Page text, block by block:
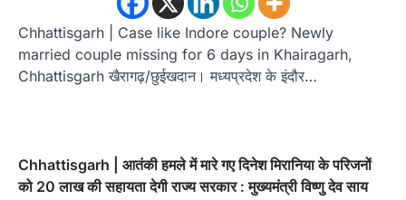
Chhattisgarh | Case like Indore couple? Newly
married couple missing for 6 days in Khairagarh,
Chhattisgarh खैरागढ़/छुईखदान। मध्यप्रदेश के इंदौर…
Chhattisgarh | आतंकी हमले में मारे गए दिनेश मिरानिया के परिजनों
को 20 लाख की सहायता देगी राज्य सरकार : मुख्यमंत्री विष्णु देव साय